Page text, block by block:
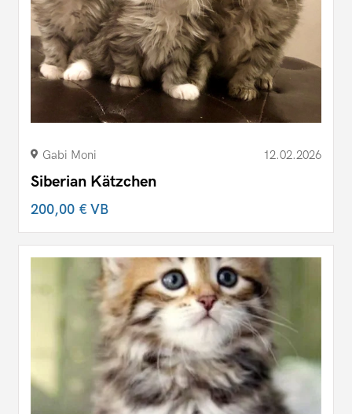
Gabi Moni 12.02.2026
Siberian Kätzchen
200,00 €VB